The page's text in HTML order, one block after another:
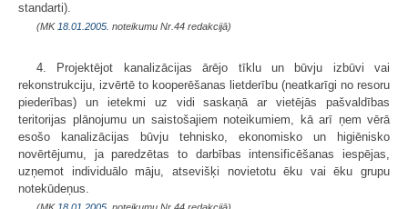
standarti).
(MK 18.01.2005. noteikumu Nr.44 redakcijā)
4. Projektējot kanalizācijas ārējo tīklu un būvju izbūvi vai
rekonstrukciju, izvērtē to kooperēšanas lietderību (neatkarīgi no resoru
piederības) un ietekmi uz vidi saskaņā ar vietējās pašvaldības
teritorijas plānojumu un saistošajiem noteikumiem, kā arī ņem vērā
esošo kanalizācijas būvju tehnisko, ekonomisko un higiēnisko
novērtējumu, ja paredzētas to darbības intensificēšanas iespējas,
uzņemot individuālo māju, atsevišķi novietotu ēku vai ēku grupu
notekūdeņus.